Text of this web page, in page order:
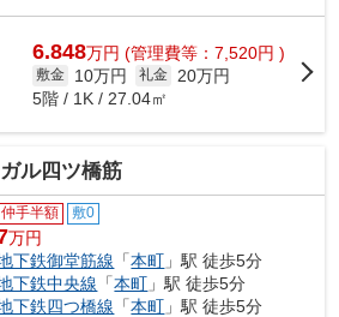
6.848万円 (管理費等：7,520円 )
敷金 10万円 礼金
20万円
5階 / 1K / 27.04㎡
ル四ツ橋筋
仲手半額 敷0
万円
下鉄御堂筋線 「本町 」駅 徒歩5分
下鉄中央線 「本町 」駅 徒歩5分
下鉄四つ橋線 「本町 」駅 徒歩5分